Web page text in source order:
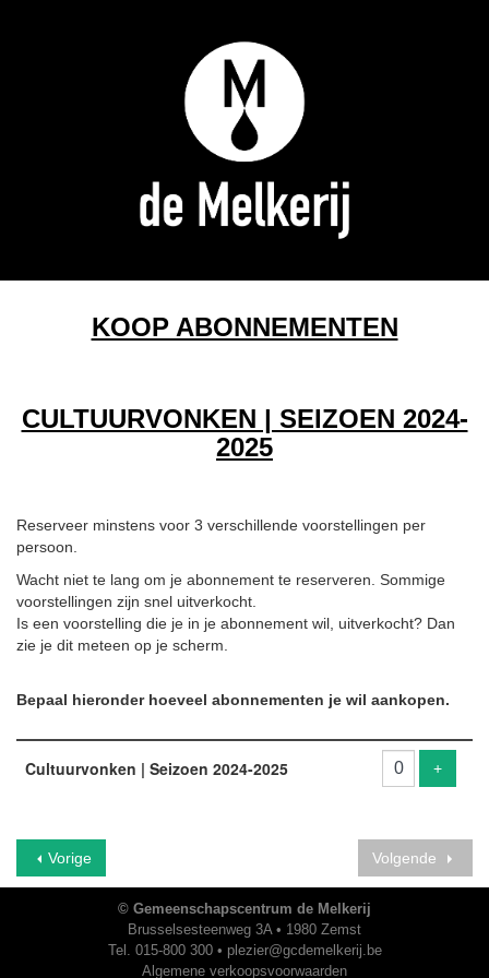
KOOP ABONNEMENTEN
CULTUURVONKEN | SEIZOEN 2024-
2025
Reserveer minstens voor 3 verschillende voorstellingen per
persoon.
Wacht niet te lang om je abonnement te reserveren. Sommige
voorstellingen zijn snel uitverkocht.
Is een voorstelling die je in je abonnement wil, uitverkocht? Dan
zie je dit meteen op je scherm.
Bepaal hieronder hoeveel abonnementen je wil aankopen.
Aantal
producten
Cultuurvonken | Seizoen 2024-2025 +Voeg
Vorige Volgende
© Gemeenschapscentrum de Melkerij
Brusselsesteenweg 3A • 1980 Zemst
Tel. 015-800 300 • plezier@gcdemelkerij.be
Algemene verkoopsvoorwaarden